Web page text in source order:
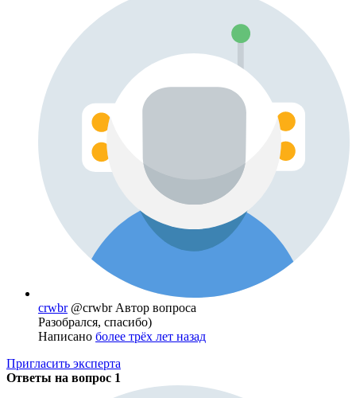
crwbr @crwbr Автор вопроса
Разобрался, спасибо)
Написано более трёх лет назад
Пригласить эксперта
Ответы на вопрос 1